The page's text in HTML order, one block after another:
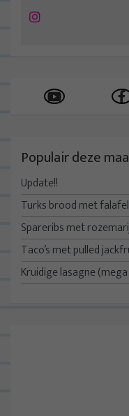
Instagram
Populair deze
Update!!
Turks brood met
Spareribs met
Taco’s met pulled
Kruidige lasagne